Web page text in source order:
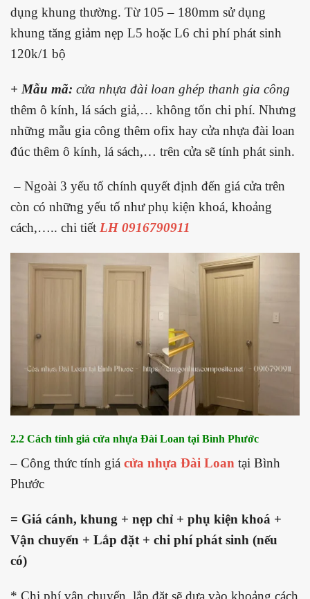
dụng khung thường. Từ 105 – 180mm sử dụng
khung tăng giảm nẹp L5 hoặc L6 chi phí phát sinh
120k/1 bộ
+ Mẫu mã: cửa nhựa đài loan ghép thanh gia công
thêm ô kính, lá sách giả,… không tốn chi phí. Nhưng
những mẫu gia công thêm ofix hay cửa nhựa đài loan
đúc thêm ô kính, lá sách,… trên cửa sẽ tính phát sinh.
– Ngoài 3 yếu tố chính quyết định đến giá cửa trên
còn có những yếu tố như phụ kiện khoá, khoảng
cách,….. chi tiết LH 0916790911
2.2 Cách tính giá cửa nhựa Đài Loan tại Bình Phước
– Công thức tính giá cửa nhựa Đài Loan tại Bình
Phước
= Giá cánh, khung + nẹp chỉ + phụ kiện khoá +
Vận chuyển + Lắp đặt + chi phí phát sinh (nếu
có)
* Chi phí vận chuyển, lắp đặt sẽ dựa vào khoảng cách